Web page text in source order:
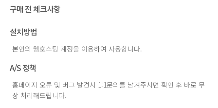
구매 전 체크사항
설치방법
본인의 웹호스팅 계정을 이용하여 사용합니다.
A/S 정책
홈페이지 오류 및 버그 발견시 1:1문의를 남겨주시면 확인 후 바로 무
상 처리해드립니다.